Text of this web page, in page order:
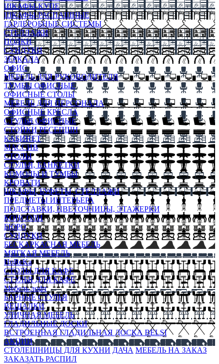
ШКАФЫ-КУПЕ
ШКАФЫ-РАСПАШНЫЕ
ГАРДЕРОБНЫЕ СИСТЕМЫ
СТЕЛЛАЖИ
ПОЛКИ
СУНДУКИ
ЗЕРКАЛА
ОФИС
МЕБЕЛЬ ДЛЯ РУКОВОДИТЕЛЯ
ТУМБЫ ОФИСНЫЕ
ОФИСНЫЕ СТОЛЫ
МЕБЕЛЬ ДЛЯ ПЕРСОНАЛА
ОФИСНЫЕ КРЕСЛА
СТУЛЬЯ ОФИСНЫЕ
СТОЙКИ РЕСЕПШН
КАБИНЕТ
МАССИВ
СТОЛЫ
СТУЛЬЯ, БАНКЕТКИ
КОМОДЫ И ТУМБЫ
КРОВАТИ
ШКАФЫ, БУФЕТЫ, СТЕЛЛАЖИ
ПРЕДМЕТЫ ИНТЕРЬЕРА
ПОДСТАВКИ, ЦВЕТОЧНИЦЫ, ЭТАЖЕРКИ
КОНСОЛИ
БЮРО
СУНДУКИ
БЕСКАРКАСНАЯ МЕБЕЛЬ
МЯГКАЯ МЕБЕЛЬ
HoReKa
СТОЛЫ ДЛЯ КАФЕ
СТУЛЬЯ ДЛЯ КАФЕ
Мебель лофт
БАРНЫЕ СТУЛЬЯ
ВЕШАЛКИ
УЛИЧНАЯ МЕБЕЛЬ
ГЛАДИЛЬНЫЕ ДОСКИ
ВСТРОЕННАЯ ГЛАДИЛЬНАЯ ДОСКА BELSI
АКЦИИ
СТОЛЕШНИЦЫ ДЛЯ КУХНИ ДАЧА МЕБЕЛЬ НА ЗАКАЗ
ЗАКАЗАТЬ РАСПИЛ